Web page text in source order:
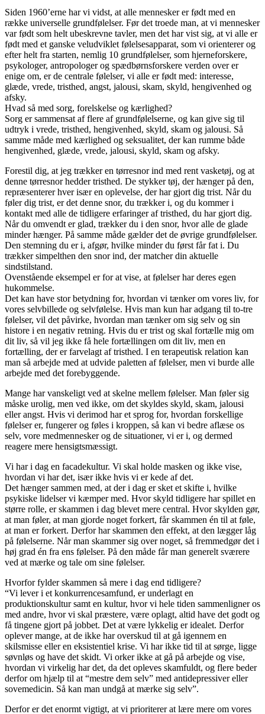
Siden 1960’erne har vi vidst, at alle mennesker er født med en
række universelle grundfølelser. Før det troede man, at vi mennesker
var født som helt ubeskrevne tavler, men det har vist sig, at vi alle er
født med et ganske veludviklet følelsesapparat, som vi orienterer og
efter helt fra starten, nemlig 10 grundfølelser, som hjerneforskere,
psykologer, antropologer og spædbørnsforskere verden over er
enige om, er de centrale følelser, vi alle er født med: interesse,
glæde, vrede, tristhed, angst, jalousi, skam, skyld, hengivenhed og
afsky.
Hvad så med sorg, forelskelse og kærlighed?
Sorg er sammensat af flere af grundfølelserne, og kan give sig til
udtryk i vrede, tristhed, hengivenhed, skyld, skam og jalousi. Så
samme måde med kærlighed og seksualitet, der kan rumme både
hengivenhed, glæde, vrede, jalousi, skyld, skam og afsky.
Forestil dig, at jeg trækker en tørresnor ind med rent vasketøj, og at
denne tørresnor hedder tristhed. De stykker tøj, der hænger på den,
repræsenterer hver især en oplevelse, der har gjort dig trist. Når du
føler dig trist, er det denne snor, du trækker i, og du kommer i
kontakt med alle de tidligere erfaringer af tristhed, du har gjort dig.
Når du omvendt er glad, trækker du i den snor, hvor alle de glade
minder hænger. På samme måde gælder det de øvrige grundfølelser.
Den stemning du er i, afgør, hvilke minder du først får fat i. Du
trækker simpelthen den snor ind, der matcher din aktuelle
sindstilstand.
Ovenstående eksempel er for at vise, at følelser har deres egen
hukommelse.
Det kan have stor betydning for, hvordan vi tænker om vores liv, for
vores selvbillede og selvfølelse. Hvis man kun har adgang til to-tre
følelser, vil det påvirke, hvordan man tænker om sig selv og sin
histore i en negativ retning. Hvis du er trist og skal fortælle mig om
dit liv, så vil jeg ikke få hele fortællingen om dit liv, men en
fortælling, der er farvelagt af tristhed. I en terapeutisk relation kan
man så arbejde med at udvide paletten af følelser, men vi burde alle
arbejde med det forebyggende.
Mange har vanskeligt ved at skelne mellem følelser. Man føler sig
måske urolig, men ved ikke, om det skyldes skyld, skam, jalousi
eller angst. Hvis vi derimod har et sprog for, hvordan forskellige
følelser er, fungerer og føles i kroppen, så kan vi bedre aflæse os
selv, vore medmennesker og de situationer, vi er i, og dermed
reagere mere hensigtsmæssigt.
Vi har i dag en facadekultur. Vi skal holde masken og ikke vise,
hvordan vi har det, især ikke hvis vi er kede af det.
Det hænger sammen med, at der i dag er sket et skifte i, hvilke
psykiske lidelser vi kæmper med. Hvor skyld tidligere har spillet en
større rolle, er skammen i dag blevet mere central. Hvor skylden gør,
at man føler, at man gjorde noget forkert, får skammen én til at føle,
at man er forkert. Derfor har skammen den effekt, at den lægger låg
på følelserne. Når man skammer sig over noget, så fremmedgør det i
høj grad én fra ens følelser. På den måde får man generelt sværere
ved at mærke og tale om sine følelser.
Hvorfor fylder skammen så mere i dag end tidligere?
“Vi lever i et konkurrencesamfund, er underlagt en
produktionskultur samt en kultur, hvor vi hele tiden sammenligner os
med andre, hvor vi skal præstere, være oplagt, altid have det godt og
få tingene gjort på jobbet. Det at være lykkelig er idealet. Derfor
oplever mange, at de ikke har overskud til at gå igennem en
skilsmisse eller en eksistentiel krise. Vi har ikke tid til at sørge, ligge
søvnløs og have det skidt. Vi orker ikke at gå på arbejde og vise,
hvordan vi virkelig har det, da det opleves skamfuldt, og flere beder
derfor om hjælp til at “mestre dem selv” med antidepressiver eller
sovemedicin. Så kan man undgå at mærke sig selv”.
Derfor er det enormt vigtigt, at vi prioriterer at lære mere om vores